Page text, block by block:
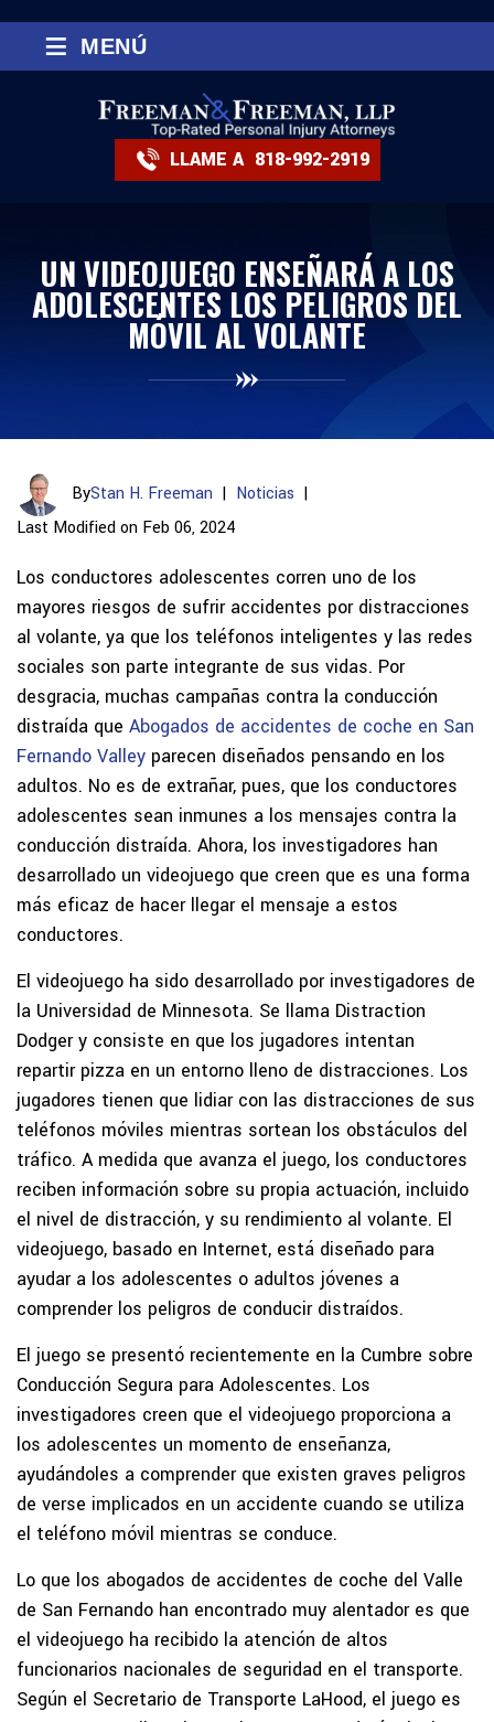
LLAME A 818-992-2919
≡ MENÚ
UN VIDEOJUEGO ENSEÑARÁ A LOS
ADOLESCENTES LOS PELIGROS DEL
MÓVIL AL VOLANTE
ByStan H. Freeman | Noticias |
Last Modified on Feb 06, 2024
Los conductores adolescentes corren uno de los
mayores riesgos de sufrir accidentes por distracciones
al volante, ya que los teléfonos inteligentes y las redes
sociales son parte integrante de sus vidas. Por
desgracia, muchas campañas contra la conducción
distraída que Abogados de accidentes de coche en San
Fernando Valley parecen diseñados pensando en los
adultos. No es de extrañar, pues, que los conductores
adolescentes sean inmunes a los mensajes contra la
conducción distraída. Ahora, los investigadores han
desarrollado un videojuego que creen que es una forma
más eficaz de hacer llegar el mensaje a estos
conductores.
El videojuego ha sido desarrollado por investigadores de
la Universidad de Minnesota. Se llama Distraction
Dodger y consiste en que los jugadores intentan
repartir pizza en un entorno lleno de distracciones. Los
jugadores tienen que lidiar con las distracciones de sus
teléfonos móviles mientras sortean los obstáculos del
tráfico. A medida que avanza el juego, los conductores
reciben información sobre su propia actuación, incluido
el nivel de distracción, y su rendimiento al volante. El
videojuego, basado en Internet, está diseñado para
ayudar a los adolescentes o adultos jóvenes a
comprender los peligros de conducir distraídos.
El juego se presentó recientemente en la Cumbre sobre
Conducción Segura para Adolescentes. Los
investigadores creen que el videojuego proporciona a
los adolescentes un momento de enseñanza,
ayudándoles a comprender que existen graves peligros
de verse implicados en un accidente cuando se utiliza
el teléfono móvil mientras se conduce.
Lo que los abogados de accidentes de coche del Valle
de San Fernando han encontrado muy alentador es que
el videojuego ha recibido la atención de altos
funcionarios nacionales de seguridad en el transporte.
Según el Secretario de Transporte LaHood, el juego es